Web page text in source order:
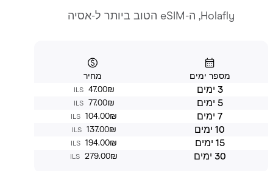
Holafly, ה-eSIM הטוב ביותר ל-אסיה
מספר ימים
ILS
ILS
ILS
ILS
ILS
ILS